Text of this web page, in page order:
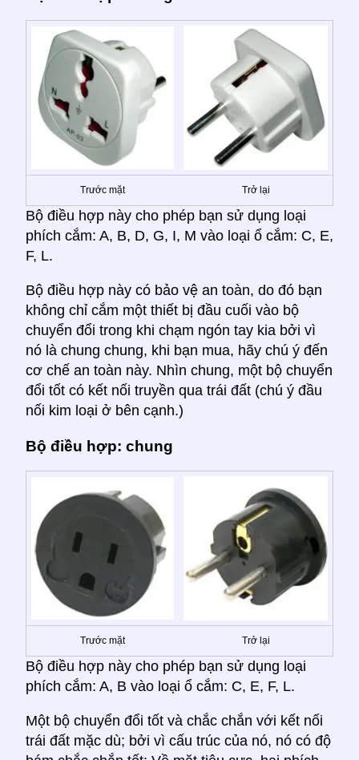
Trước mặt Trở lại
Bộ điều hợp này cho phép bạn sử dụng loại
phích cắm: A, B, D, G, I, M vào loại ổ cắm: C, E,
F, L.
Bộ điều hợp này có bảo vệ an toàn, do đó bạn
không chỉ cắm một thiết bị đầu cuối vào bộ
chuyển đổi trong khi chạm ngón tay kia bởi vì
nó là chung chung, khi bạn mua, hãy chú ý đến
cơ chế an toàn này. Nhìn chung, một bộ chuyển
đổi tốt có kết nối truyền qua trái đất (chú ý đầu
nối kim loại ở bên cạnh.)
Bộ điều hợp: chung
Trước mặt Trở lại
Bộ điều hợp này cho phép bạn sử dụng loại
phích cắm: A, B vào loại ổ cắm: C, E, F, L.
Một bộ chuyển đổi tốt và chắc chắn với kết nối
trái đất mặc dù; bởi vì cấu trúc của nó, nó có độ